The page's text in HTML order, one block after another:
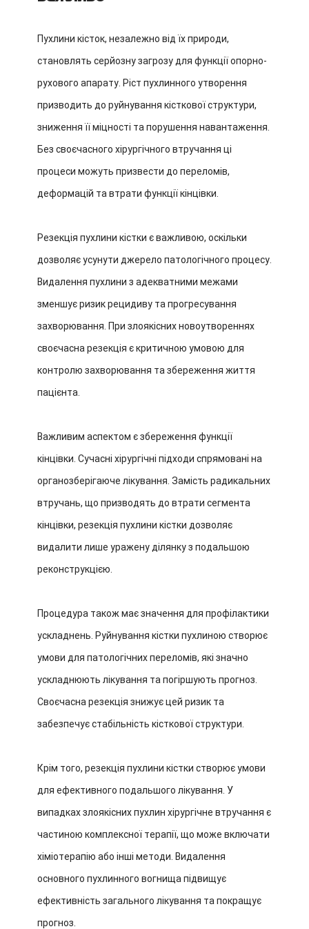
Пухлини кісток, незалежно від їх природи,
становлять серйозну загрозу для функції опорно-
рухового апарату. Ріст пухлинного утворення
призводить до руйнування кісткової структури,
зниження її міцності та порушення навантаження.
Без своєчасного хірургічного втручання ці
процеси можуть призвести до переломів,
деформацій та втрати функції кінцівки.
Резекція пухлини кістки є важливою, оскільки
дозволяє усунути джерело патологічного процесу.
Видалення пухлини з адекватними межами
зменшує ризик рецидиву та прогресування
захворювання. При злоякісних новоутвореннях
своєчасна резекція є критичною умовою для
контролю захворювання та збереження життя
пацієнта.
Важливим аспектом є збереження функції
кінцівки. Сучасні хірургічні підходи спрямовані на
органозберігаюче лікування. Замість радикальних
втручань, що призводять до втрати сегмента
кінцівки, резекція пухлини кістки дозволяє
видалити лише уражену ділянку з подальшою
реконструкцією.
Процедура також має значення для профілактики
ускладнень. Руйнування кістки пухлиною створює
умови для патологічних переломів, які значно
ускладнюють лікування та погіршують прогноз.
Своєчасна резекція знижує цей ризик та
забезпечує стабільність кісткової структури.
Крім того, резекція пухлини кістки створює умови
для ефективного подальшого лікування. У
випадках злоякісних пухлин хірургічне втручання є
частиною комплексної терапії, що може включати
хіміотерапію або інші методи. Видалення
основного пухлинного вогнища підвищує
ефективність загального лікування та покращує
прогноз.